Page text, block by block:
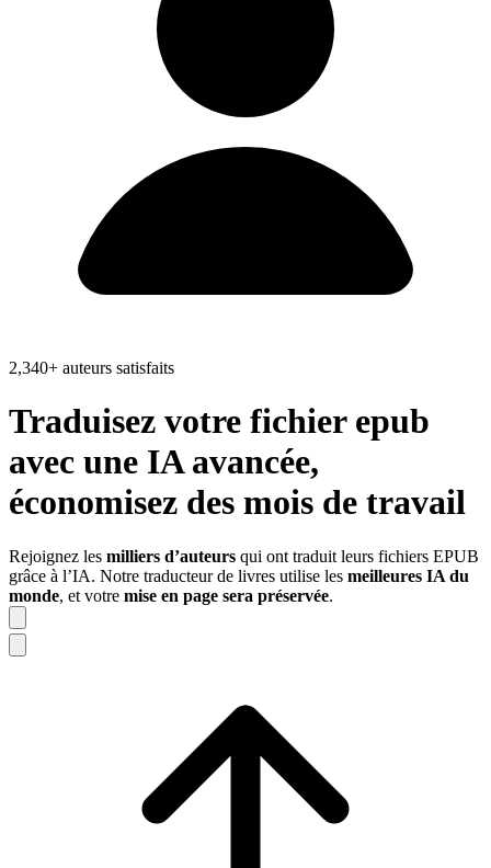
2,340+ auteurs satisfaits
Traduisez votre fichier epub
avec une IA avancée,
économisez des mois de travail
Rejoignez les milliers d’auteurs qui ont traduit leurs fichiers EPUB
grâce à l’IA. Notre traducteur de livres utilise les meilleures IA du
monde, et votre mise en page sera préservée.